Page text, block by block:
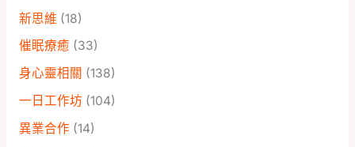
新思維 (18)
催眠療癒 (33)
身心靈相關 (138)
一日工作坊 (104)
異業合作 (14)